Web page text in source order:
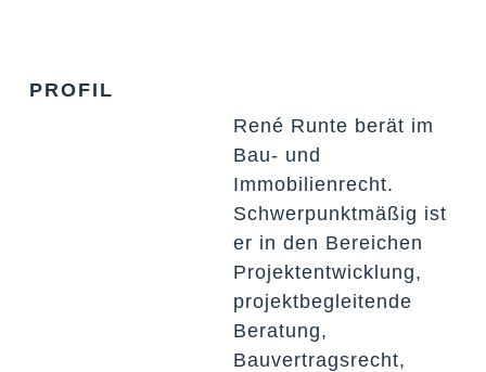
PROFIL
René Runte berät im
Bau- und
Immobilienrecht.
Schwerpunktmäßig ist
er in den Bereichen
Projektentwicklung,
projektbegleitende
Beratung,
Bauvertragsrecht,